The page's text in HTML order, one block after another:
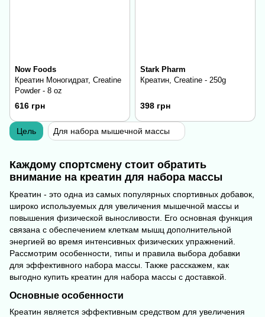
Now Foods
Креатин Моногидрат, Creatine
Powder - 8 oz
616 грн
Stark Pharm
Креатин, Creatine - 250g
398 грн
Каждому спортсмену стоит обратить
внимание на креатин для набора массы
Креатин - это одна из самых популярных спортивных добавок,
широко используемых для увеличения мышечной массы и
повышения физической выносливости. Его основная функция
связана с обеспечением клеткам мышц дополнительной
энергией во время интенсивных физических упражнений.
Рассмотрим особенности, типы и правила выбора добавки
для эффективного набора массы. Также расскажем, как
выгодно купить креатин для набора массы с доставкой.
Основные особенности
Креатин является эффективным средством для увеличения
Цель Для набора мышечной массы